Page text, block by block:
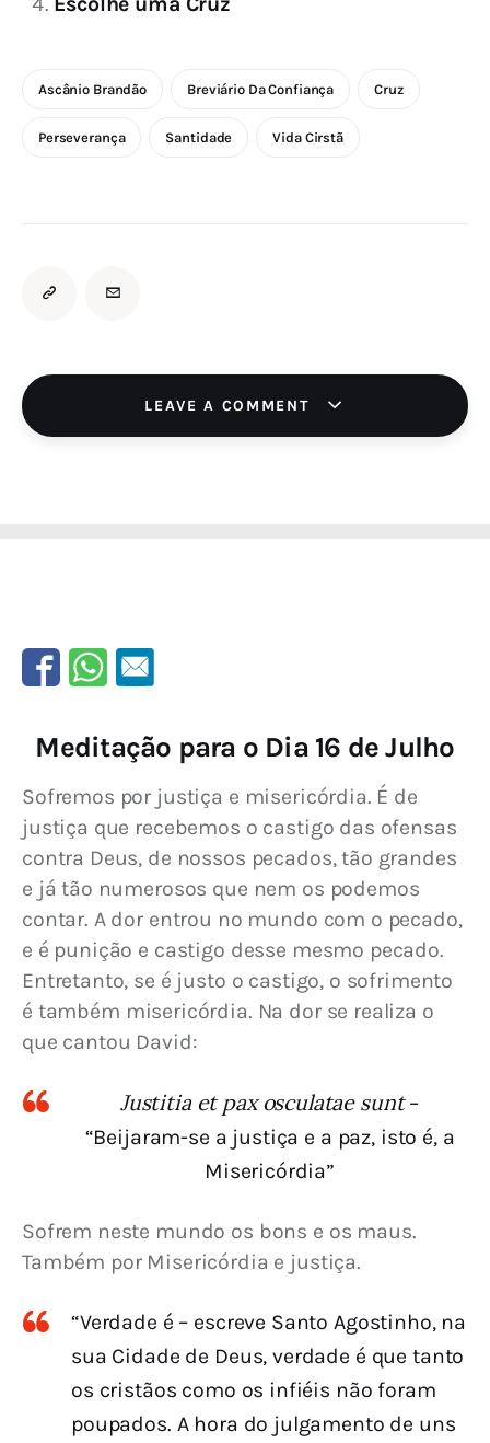
Ascânio Brandão Breviário Da Confiança Cruz
Perseverança Santidade Vida Cirstã
LEAVE A COMMENT
Meditação para o Dia 16 de Julho
Sofremos por justiça e misericórdia. É de
justiça que recebemos o castigo das ofensas
contra Deus, de nossos pecados, tão grandes
e já tão numerosos que nem os podemos
contar. A dor entrou no mundo com o pecado,
e é punição e castigo desse mesmo pecado.
Entretanto, se é justo o castigo, o sofrimento
é também misericórdia. Na dor se realiza o
que cantou David:
Justitia et pax osculatae sunt–
“Beijaram-se a justiça e a paz, isto é, a
Misericórdia”
Sofrem neste mundo os bons e os maus.
Também por Misericórdia e justiça.
“Verdade é – escreve Santo Agostinho, na
sua Cidade de Deus, verdade é que tanto
os cristãos como os infiéis não foram
poupados. A hora do julgamento de uns